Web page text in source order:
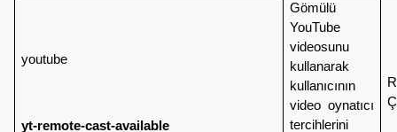
youtube
yt-remote-cast-available
Gömülü
YouTube
videosunu
kullanarak
kullanıcının
video oynatıcı
tercihlerini